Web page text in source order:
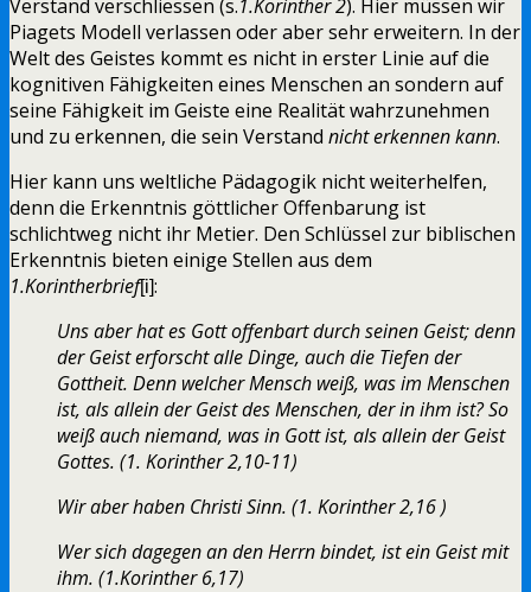
Verstand verschliessen (s.1.Korinther 2). Hier müssen wir
Piagets Modell verlassen oder aber sehr erweitern. In der
Welt des Geistes kommt es nicht in erster Linie auf die
kognitiven Fähigkeiten eines Menschen an sondern auf
seine Fähigkeit im Geiste eine Realität wahrzunehmen
und zu erkennen, die sein Verstand nicht erkennen kann.
Hier kann uns weltliche Pädagogik nicht weiterhelfen,
denn die Erkenntnis göttlicher Offenbarung ist
schlichtweg nicht ihr Metier. Den Schlüssel zur biblischen
Erkenntnis bieten einige Stellen aus dem
1.Korintherbrief[i]:
Uns aber hat es Gott offenbart durch seinen Geist; denn
der Geist erforscht alle Dinge, auch die Tiefen der
Gottheit. Denn welcher Mensch weiß, was im Menschen
ist, als allein der Geist des Menschen, der in ihm ist? So
weiß auch niemand, was in Gott ist, als allein der Geist
Gottes. (1. Korinther 2,10-11)
Wir aber haben Christi Sinn. (1. Korinther 2,16 )
Wer sich dagegen an den Herrn bindet, ist ein Geist mit
ihm. (1.Korinther 6,17)